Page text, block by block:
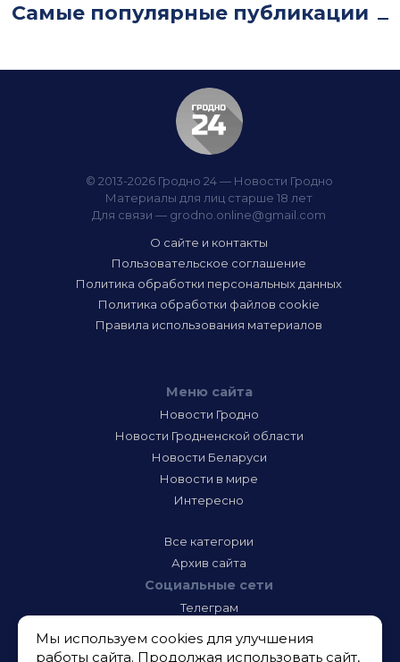
Самые популярные публикации
© 2013-2026 Гродно 24 — Новости Гродно
Материалы для лиц старше 18 лет
Для связи — grodno.online@gmail.com
О сайте и контакты
Пользовательское соглашение
Политика обработки персональных данных
Политика обработки файлов cookie
Правила использования материалов
Меню сайта
Новости Гродно
Новости Гродненской области
Новости Беларуси
Новости в мире
Интересно
Все категории
Архив сайта
Социальные сети
Телеграм
Инстаграм
Мы используем cookies для улучшения
работы сайта. Продолжая использовать сайт,